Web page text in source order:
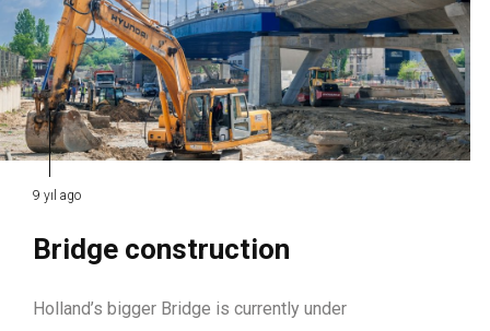
9 yıl ago
Bridge construction
Holland’s bigger Bridge is currently under